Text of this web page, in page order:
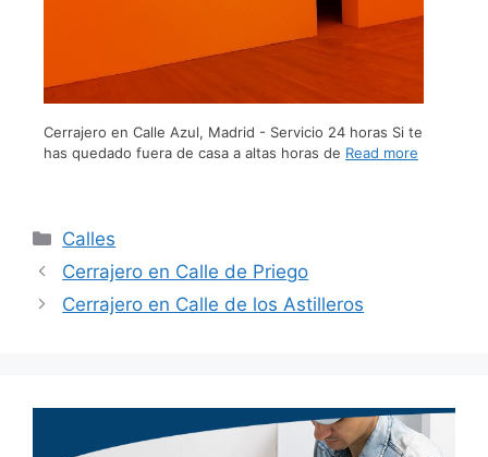
Cerrajero en Calle Azul, Madrid - Servicio 24 horas Si te
has quedado fuera de casa a altas horas de Read more
Calles
Cerrajero en Calle de Priego
Cerrajero en Calle de los Astilleros